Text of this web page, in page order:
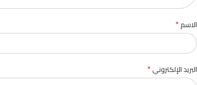
الاسم*
البريد الإلكتروني*